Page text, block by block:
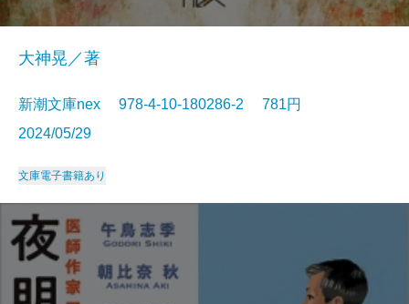
大神晃／著
新潮文庫nex 978-4-10-180286-2 781円
2024/05/29
文庫電子書籍あり